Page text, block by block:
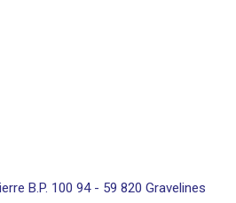
B.P. 100 94 - 59 820 Gravelines